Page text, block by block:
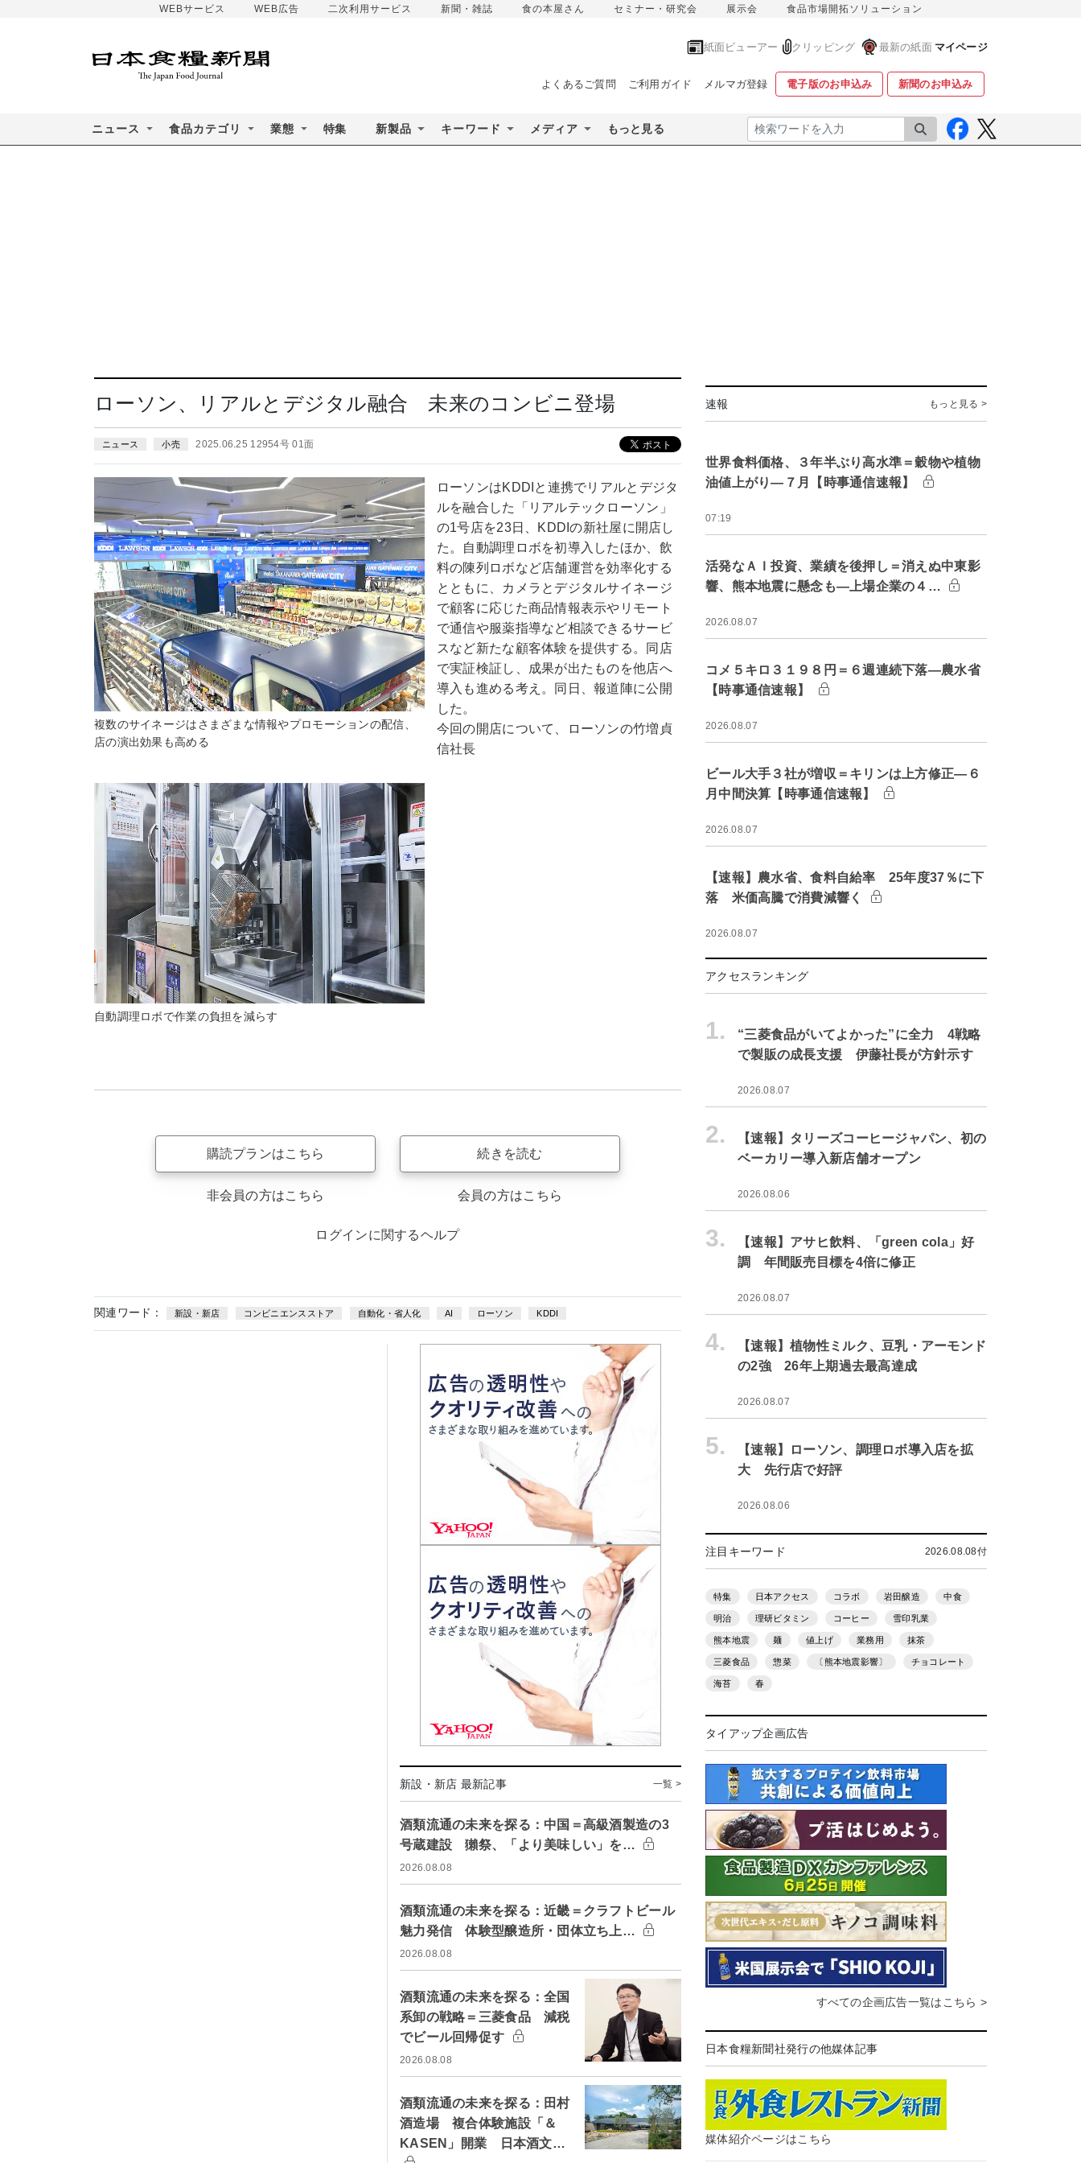
WEBサービス WEB広告 二次利用サービス 新聞・雑誌 食の本屋さん セミナー・研究会 展示会 食品市場開拓ソリューション
紙面ビューアー クリッピング 最新の紙面 マイページ
よくあるご質問 ご利用ガイド メルマガ登録 電子版のお申込み 新聞のお申込み
ニュース 食品カテゴリ 業態 特集 新製品 キーワード メディア もっと見る 検索
ローソン、リアルとデジタル融合 未来のコンビニ登場
ニュース 小売 2025.06.25 12954号 01面
複数のサイネージはさまざまな情報やプロモーションの配信、
店の演出効果も高める
自動調理ロボで作業の負担を減らす
ローソンはKDDIと連携でリアルとデジタ
ルを融合した「リアルテックローソン」
の1号店を23日、KDDIの新社屋に開店し
た。自動調理ロボを初導入したほか、飲
料の陳列ロボなど店舗運営を効率化する
とともに、カメラとデジタルサイネージ
で顧客に応じた商品情報表示やリモート
で通信や服薬指導など相談できるサービ
スなど新たな顧客体験を提供する。同店
で実証検証し、成果が出たものを他店へ
導入も進める考え。同日、報道陣に公開
した。
今回の開店について、ローソンの竹増貞
信社長
購読プランはこちら
非会員の方はこちら
続きを読む
会員の方はこちら
ログインに関するヘルプ
関連ワード： 新設・新店 コンビニエンスストア 自動化・省人化 AI ローソン KDDI
新設・新店 最新記事 一覧 >
酒類流通の未来を探る：中国＝高級酒製造の3
号蔵建設 獺祭、「より美味しい」を…
2026.08.08
酒類流通の未来を探る：近畿＝クラフトビール
魅力発信 体験型醸造所・団体立ち上…
2026.08.08
酒類流通の未来を探る：全国
系卸の戦略＝三菱食品 減税
でビール回帰促す
2026.08.08
酒類流通の未来を探る：田村
酒造場 複合体験施設「＆
KASEN」開業 日本酒文…
速報 もっと見る >
世界食料価格、３年半ぶり高水準＝穀物や植物
油値上がり―７月【時事通信速報】
07:19
活発なＡＩ投資、業績を後押し＝消えぬ中東影
響、熊本地震に懸念も―上場企業の４…
2026.08.07
コメ５キロ３１９８円＝６週連続下落―農水省
【時事通信速報】
2026.08.07
ビール大手３社が増収＝キリンは上方修正―６
月中間決算【時事通信速報】
2026.08.07
【速報】農水省、食料自給率 25年度37％に下
落 米価高騰で消費減響く
2026.08.07
アクセスランキング
1.
“三菱食品がいてよかった”に全力 4戦略
で製販の成長支援 伊藤社長が方針示す
2026.08.07
2.
【速報】タリーズコーヒージャパン、初の
ベーカリー導入新店舗オープン
2026.08.06
3.
【速報】アサヒ飲料、「green cola」好
調 年間販売目標を4倍に修正
2026.08.07
4.
【速報】植物性ミルク、豆乳・アーモンド
の2強 26年上期過去最高達成
2026.08.07
5.
【速報】ローソン、調理ロボ導入店を拡
大 先行店で好評
2026.08.06
注目キーワード 2026.08.08付
特集 日本アクセス コラボ 岩田醸造 中食
明治 理研ビタミン コーヒー 雪印乳業
熊本地震 麺 値上げ 業務用 抹茶
三菱食品 惣菜 〔熊本地震影響〕 チョコレート
海苔 春
タイアップ企画広告
すべての企画広告一覧はこちら >
日本食糧新聞社発行の他媒体記事
媒体紹介ページはこちら